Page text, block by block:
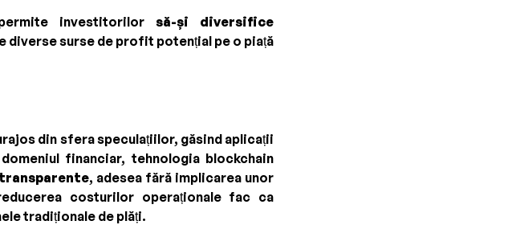
investitorilor să-și diversifice
diverse surse de profit potențial pe o piață
din sfera speculațiilor, găsind aplicații
financiar, tehnologia blockchain
, adesea fără implicarea unor
costurilor operaționale fac ca
tradiționale de plăți.